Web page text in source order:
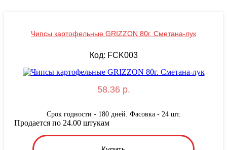
Чипсы картофельные GRIZZON 80г. Сметана-лук
Код: FCK003
58.36 р.
Срок годности - 180 дней. Фасовка - 24 шт.
Продается по 24.00 штукам